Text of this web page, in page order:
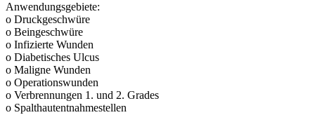
Anwendungsgebiete:
o Druckgeschwüre
o Beingeschwüre
o Infizierte Wunden
o Diabetisches Ulcus
o Maligne Wunden
o Operationswunden
o Verbrennungen 1. und 2. Grades
o Spalthautentnahmestellen